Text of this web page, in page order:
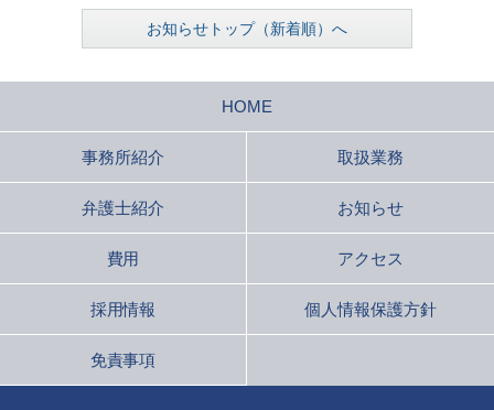
お知らせトップ（新着順）へ
HOME
事務所紹介 取扱業務
弁護士紹介 お知らせ
費用 アクセス
採用情報 個人情報保護方針
免責事項